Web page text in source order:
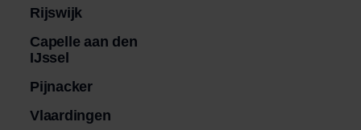
Rijswijk
Capelle aan den
IJssel
Pijnacker
Vlaardingen